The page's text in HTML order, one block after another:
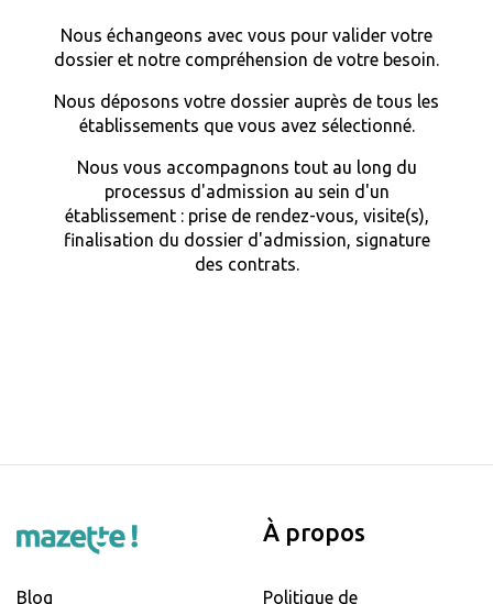
Nous échangeons avec vous pour valider votre
dossier et notre compréhension de votre besoin.
Nous déposons votre dossier auprès de tous les
établissements que vous avez sélectionné.
Nous vous accompagnons tout au long du
processus d'admission au sein d'un
établissement : prise de rendez-vous, visite(s),
finalisation du dossier d'admission, signature
des contrats.
Blog
À propos
Politique de